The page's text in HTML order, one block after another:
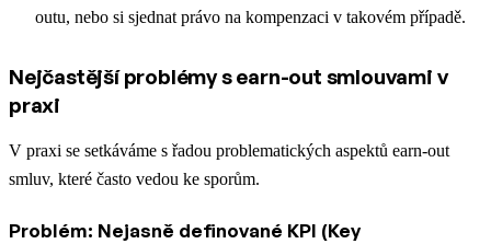
outu, nebo si sjednat právo na kompenzaci v takovém případě.
Nejčastější problémy s earn-out smlouvami v
praxi
V praxi se setkáváme s řadou problematických aspektů earn-out
smluv, které často vedou ke sporům.
Problém: Nejasně definované KPI (Key